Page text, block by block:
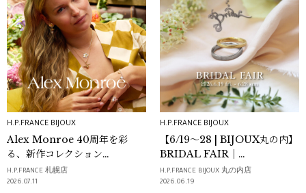
H.P.FRANCE BIJOUX
Alex Monroe 40周年を彩
る、新作コレクション
「Menagerie」
H.P.FRANCE 札幌店
2026.07.11
H.P.FRANCE BIJOUX
【6/19～28 | BIJOUX丸の内】
BRIDAL FAIR｜
H.P.FRANCE BIJOUX
H.P.FRANCE BIJOUX 丸の内店
2026.06.19